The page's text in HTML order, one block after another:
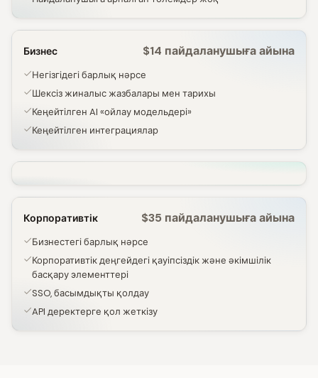
Бизнес $14 пайдаланушыға айына
Негізгідегі барлық нәрсе
Шексіз жиналыс жазбалары мен тарихы
Кеңейтілген AI «ойлау модельдері»
Кеңейтілген интеграциялар
Корпоративтік $35 пайдаланушыға айына
Бизнестегі барлық нәрсе
Корпоративтік деңгейдегі қауіпсіздік және әкімшілік
басқару элементтері
SSO, басымдықты қолдау
API деректерге қол жеткізу